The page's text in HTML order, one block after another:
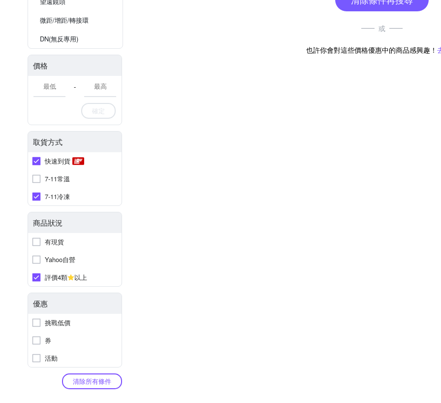
微距/增距/轉接環
DN(無反專用)
價格
-
確定
取貨方式
快速到貨
7-11常溫
7-11冷凍
商品狀況
有現貨
Yahoo自營
評價4顆
以上
優惠
挑戰低價
券
活動
清除所有條件
或
也許你會對這些價格優惠中的商品感興趣！